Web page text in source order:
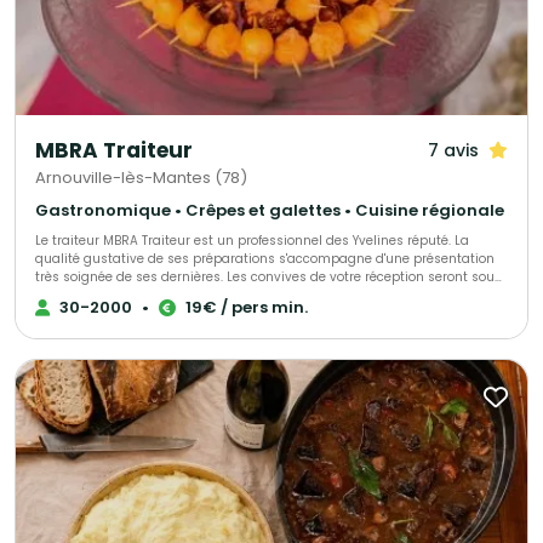
réussite de vos événements ou de vos opérations de communication.
MBRA Traiteur 7 avis
Arnouville-lès-Mantes (78)
Gastronomique • Crêpes et galettes • Cuisine régionale
Le traiteur MBRA Traiteur est un professionnel des Yvelines réputé. La
qualité gustative de ses préparations s'accompagne d'une présentation
très soignée de ses dernières. Les convives de votre réception seront sous
le charme. Nous organisons tous vos événements privés ou
professionnels du mariage au repas d’entreprises.
30-2000 • 19€ / pers min.